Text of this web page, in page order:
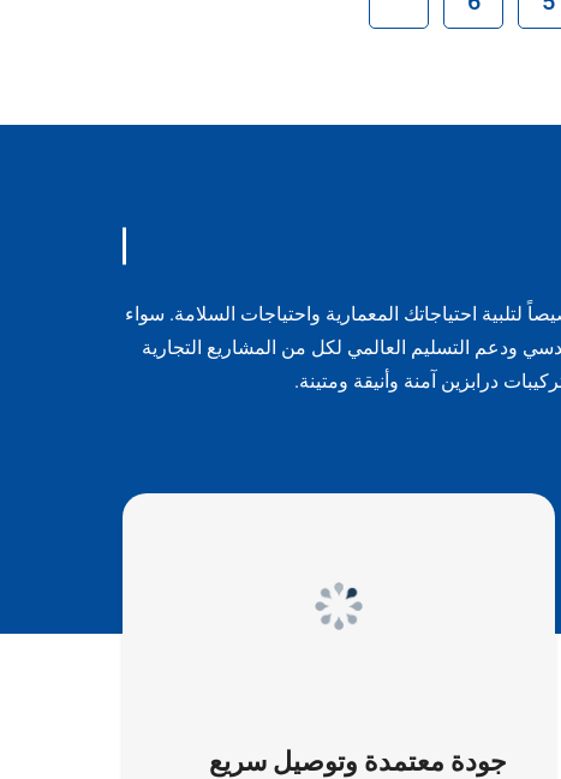
احتياجاتك المعمارية واحتياجات السلامة. سواء
ودعم التسليم العالمي لكل من المشاريع التجارية
جودة معتمدة وتوصيل سريع